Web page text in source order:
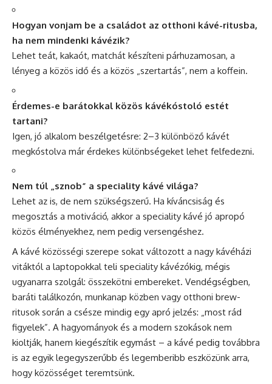
Hogyan vonjam be a családot az otthoni kávé-ritusba,
ha nem mindenki kávézik?
Lehet teát, kakaót, matchát készíteni párhuzamosan, a
lényeg a közös idő és a közös „szertartás”, nem a koffein.
Érdemes-e barátokkal közös kávékóstoló estét
tartani?
Igen, jó alkalom beszélgetésre: 2–3 különböző kávét
megkóstolva már érdekes különbségeket lehet felfedezni.
Nem túl „sznob” a speciality kávé világa?
Lehet az is, de nem szükségszerű. Ha kíváncsiság és
megosztás a motiváció, akkor a speciality kávé jó apropó
közös élményekhez, nem pedig versengéshez.
A kávé közösségi szerepe sokat változott a nagy kávéházi
vitáktól a laptopokkal teli speciality kávézókig, mégis
ugyanarra szolgál: összekötni embereket. Vendégségben,
baráti találkozón, munkanap közben vagy otthoni brew-
ritusok során a csésze mindig egy apró jelzés: „most rád
figyelek”. A hagyományok és a modern szokások nem
kioltják, hanem kiegészítik egymást – a kávé pedig továbbra
is az egyik legegyszerűbb és legemberibb eszközünk arra,
hogy közösséget teremtsünk.